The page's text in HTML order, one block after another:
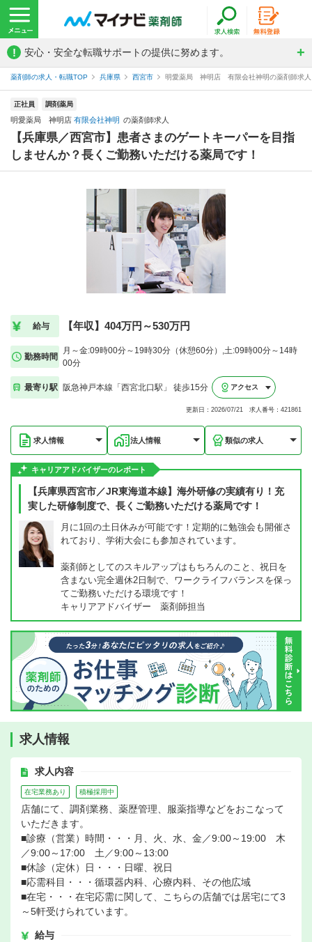
! 安心・安全な転職サポートの提供に努めます。
薬剤師の求人・転職TOP 兵庫県 西宮市 明愛薬局 神明店 有限会社神明の薬剤師求人
正社員 調剤薬局
明愛薬局 神明店 有限会社神明 の薬剤師求人
【兵庫県／西宮市】患者さまのゲートキーパーを目指
しませんか？長くご勤務いただける薬局です！
給与 【年収】404万円～530万円
勤務時間
月～金:09時00分～19時30分（休憩60分）,土:09時00分～14時
00分
最寄り駅 阪急神戸本線「西宮北口駅」 徒歩15分 アクセス
更新日：2026/07/21 求人番号：421861
求人情報 法人情報 類似の求人
キャリアアドバイザーのレポート
【兵庫県西宮市／JR東海道本線】海外研修の実績有り！充
実した研修制度で、長くご勤務いただける薬局です！
月に1回の土日休みが可能です！定期的に勉強会も開催さ
れており、学術大会にも参加されています。
薬剤師としてのスキルアップはもちろんのこと、祝日を
含まない完全週休2日制で、ワークライフバランスを保っ
てご勤務いただける環境です！
キャリアアドバイザー 薬剤師担当
求人情報
求人内容
在宅業務あり 積極採用中
店舗にて、調剤業務、薬歴管理、服薬指導などをおこなって
いただきます。
■診療（営業）時間・・・月、火、水、金／9:00～19:00 木
／9:00～17:00 土／9:00～13:00
■休診（定休）日・・・日曜、祝日
■応需科目・・・循環器内科、心療内科、その他広域
■在宅・・・在宅応需に関して、こちらの店舗では居宅にて3
～5軒受けられています。
給与